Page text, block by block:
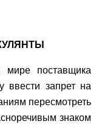
мире поставщика
ввести запрет на
пересмотреть
знаком